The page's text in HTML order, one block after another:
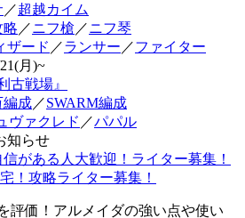
／超越カイム
略 ／ニフ槍 ／ニフ琴
ザード ／ランサー ／ファイター
月)~
古戦場』
編成／SWARM編成
ヴァクレド ／パパル
知らせ
がある人大歓迎！ライター募集！
！攻略ライター募集！
評価！アルメイダの強い点や使い